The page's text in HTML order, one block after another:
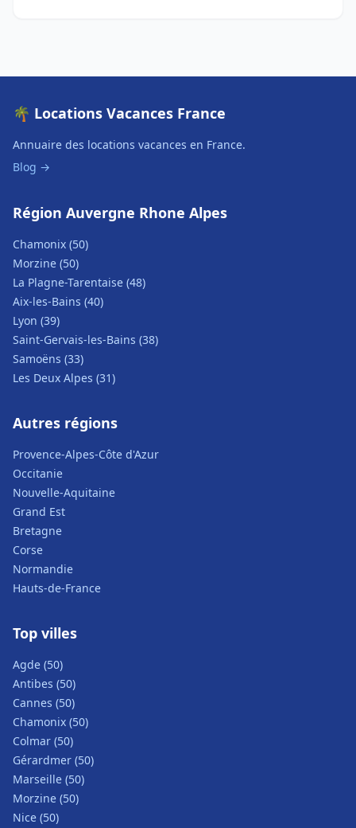
🌴 Locations Vacances France
Annuaire des locations vacances en France.
Blog →
Région Auvergne Rhone Alpes
Chamonix (50)
Morzine (50)
La Plagne-Tarentaise (48)
Aix-les-Bains (40)
Lyon (39)
Saint-Gervais-les-Bains (38)
Samoëns (33)
Les Deux Alpes (31)
Autres régions
Provence-Alpes-Côte d'Azur
Occitanie
Nouvelle-Aquitaine
Grand Est
Bretagne
Corse
Normandie
Hauts-de-France
Top villes
Agde (50)
Antibes (50)
Cannes (50)
Chamonix (50)
Colmar (50)
Gérardmer (50)
Marseille (50)
Morzine (50)
Nice (50)